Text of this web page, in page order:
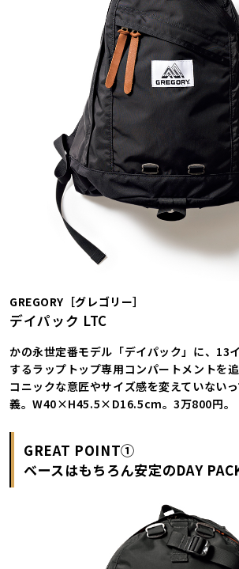
GREGORY［グレゴリー］
デイパック LTC
かの永世定番モデル「デイパック」に、13
するラップトップ専用コンパートメントを
コニックな意匠やサイズ感を変えていない
義。W40×H45.5×D16.5cm。3万800円。
GREAT POINT①
ベースはもちろん安定のDAY